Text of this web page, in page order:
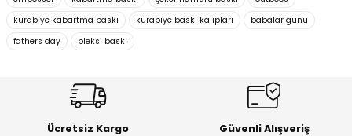
₺ 67
Aslan Babam Baskı (Embosser)
kurabiye kabartma baskı
kurabiye baskı kalıpları
babalar günü
fathers day
pleksi baskı
Ücretsiz Kargo Güvenli Alışveriş